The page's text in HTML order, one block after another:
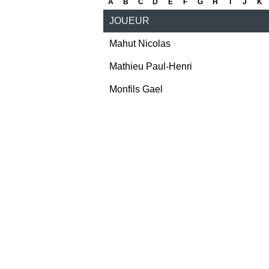
A B C D E F G H J K
JOUEUR
Mahut Nicolas
Mathieu Paul-Henri
Monfils Gael